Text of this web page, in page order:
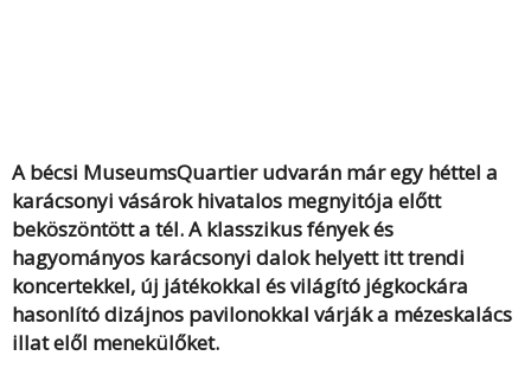
A bécsi MuseumsQuartier udvarán már egy héttel a
karácsonyi vásárok hivatalos megnyitója előtt
beköszöntött a tél. A klasszikus fények és
hagyományos karácsonyi dalok helyett itt trendi
koncertekkel, új játékokkal és világító jégkockára
hasonlító dizájnos pavilonokkal várják a mézeskalács
illat elől menekülőket.